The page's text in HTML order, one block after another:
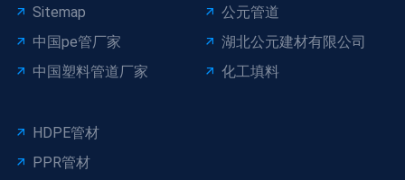
Sitemap
公元管道
中国pe管厂家
湖北公元建材有限公司
中国塑料管道厂家
化工填料
HDPE管材
PPR管材